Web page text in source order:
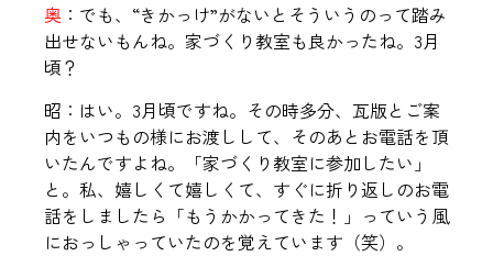
奥 ：でも、“きかっけ”がないとそういうのって踏み
出せないもんね。家づくり教室も良かったね。3月
頃？
昭：はい。3月頃ですね。その時多分、瓦版とご案
内をいつもの様にお渡しして、そのあとお電話を頂
いたんですよね。「家づくり教室に参加したい」
と。私、嬉しくて嬉しくて、すぐに折り返しのお電
話をしましたら「もうかかってきた！」っていう風
におっしゃっていたのを覚えています（笑）。